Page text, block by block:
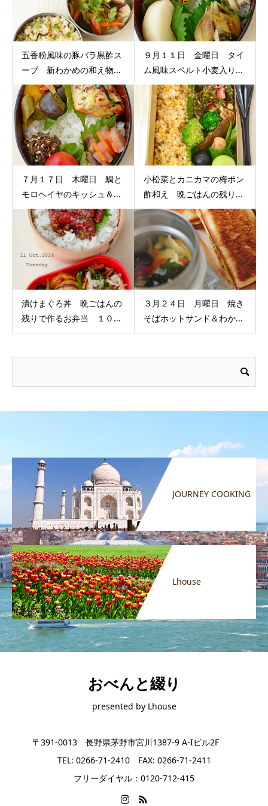
五香粉風味の豚バラ黒酢ス
ープ 新わかめの和え物...
９月１１日 金曜日 タイ
ム風味スペルト小麦入り...
７月１７日 木曜日 鯛と
モロヘイヤのキッシュ＆...
小松菜とカニカマの梅ポン
酢和え 晩ごはんの残り...
漬けまぐろ丼 晩ごはんの
残りで作るお弁当 １０...
３月２４日 月曜日 焼き
そばホットサンド＆わか...
JOURNEY COOKING
Lhouse
おべんと綴り
presented by Lhouse
〒391-0013 長野県茅野市宮川1387-9 A-Iビル2F
TEL: 0266-71-2410 FAX: 0266-71-2411
フリーダイヤル：0120-712-415